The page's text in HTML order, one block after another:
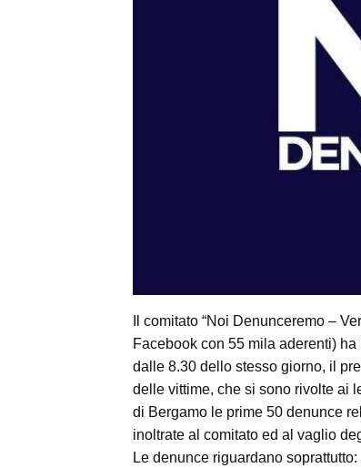
Il comitato “Noi Denunceremo –
Facebook con 55 mila aderenti)
dalle 8.30 dello stesso giorno, il
delle vittime, che si sono rivolte ai
di Bergamo le prime 50 denunce
inoltrate al comitato ed al vaglio
Le denunce riguardano